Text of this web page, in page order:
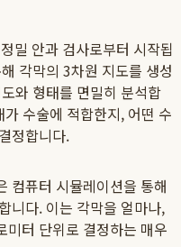
밀 안과 검사로부터 시작됩
각막의 3차원 지도를 생성
와 형태를 면밀히 분석합
수술에 적합한지, 어떤 수
정합니다.
컴퓨터 시뮬레이션을 통해
니다. 이는 각막을 얼마나,
미터 단위로 결정하는 매우